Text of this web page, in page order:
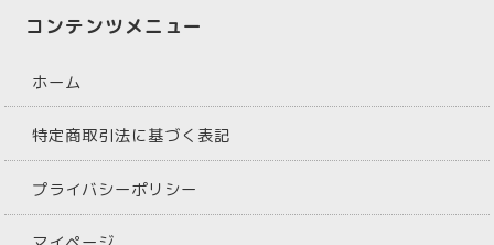
コンテンツメニュー
ホーム
特定商取引法に基づく表記
プライバシーポリシー